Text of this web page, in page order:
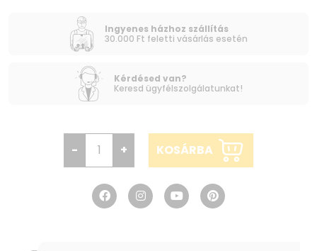
Ingyenes házhoz szállítás
30.000 Ft feletti vásárlás esetén
Kérdésed van?
Keresd ügyfélszolgálatunkat!
- + KOSÁRBA